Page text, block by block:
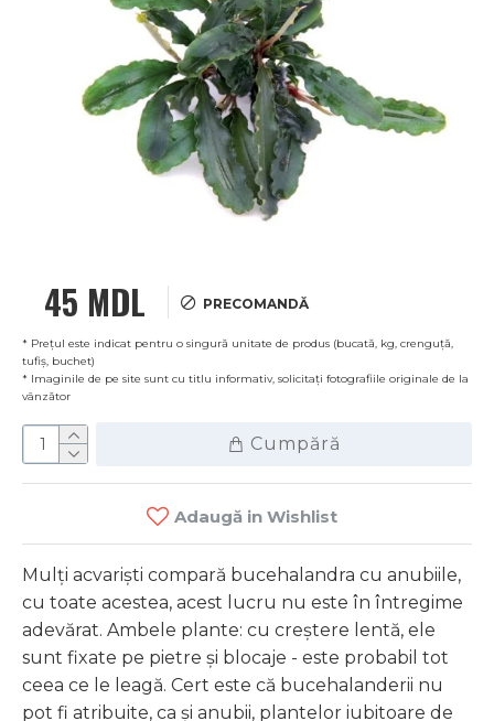
45 MDL PRECOMANDĂ
* Prețul este indicat pentru o singură unitate de produs (bucată, kg, crenguță,
tufiș, buchet)
* Imaginile de pe site sunt cu titlu informativ, solicitați fotografiile originale de la
vânzător
Cumpără
Adaugă in Wishlist
Mulți acvariști compară bucehalandra cu anubiile,
cu toate acestea, acest lucru nu este în întregime
adevărat. Ambele plante: cu creștere lentă, ele
sunt fixate pe pietre și blocaje - este probabil tot
ceea ce le leagă. Cert este că bucehalanderii nu
pot fi atribuite, ca și anubii, plantelor iubitoare de